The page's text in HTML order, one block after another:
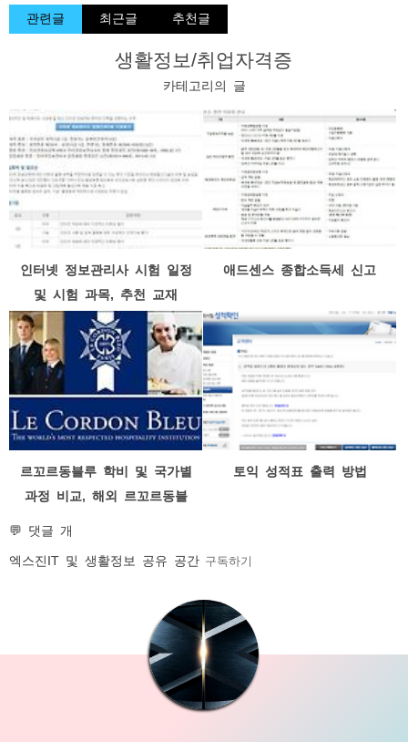
관련글 최근글 추천글
생활정보/취업자격증
카테고리의 글
인터넷 정보관리사 시험 일정
및 시험 과목, 추천 교재
애드센스 종합소득세 신고
르꼬르동블루 학비 및 국가별
과정 비교, 해외 르꼬르동블
토익 성적표 출력 방법
💬 댓글 개
엑스진 IT 및 생활정보 공유 공간 구독하기